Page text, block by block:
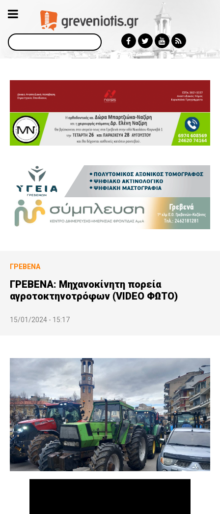
Αναζήτηση
ΓΡΕΒΕΝΆ
ΓΡΕΒΕΝΑ: Μηχανοκίνητη πορεία
αγροτοκτηνοτρόφων (VIDEO ΦΩΤΟ)
15/01/2024 - 15:17